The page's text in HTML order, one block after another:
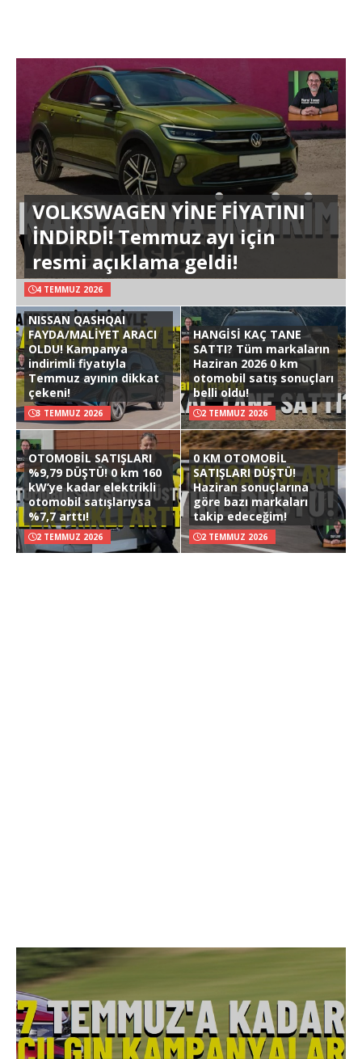
VOLKSWAGEN YİNE FİYATINI
İNDİRDİ! Temmuz ayı için
resmi açıklama geldi!
4 TEMMUZ 2026
NISSAN QASHQAI
FAYDA/MALİYET ARACI
OLDU! Kampanya
indirimli fiyatıyla
Temmuz ayının dikkat
çekeni!
3 TEMMUZ 2026
HANGİSİ KAÇ TANE
SATTI? Tüm markaların
Haziran 2026 0 km
otomobil satış sonuçları
belli oldu!
2 TEMMUZ 2026
OTOMOBİL SATIŞLARI
%9,79 DÜŞTÜ! 0 km 160
kW’ye kadar elektrikli
otomobil satışlarıysa
%7,7 arttı!
2 TEMMUZ 2026
0 KM OTOMOBİL
SATIŞLARI DÜŞTÜ!
Haziran sonuçlarına
göre bazı markaları
takip edeceğim!
2 TEMMUZ 2026